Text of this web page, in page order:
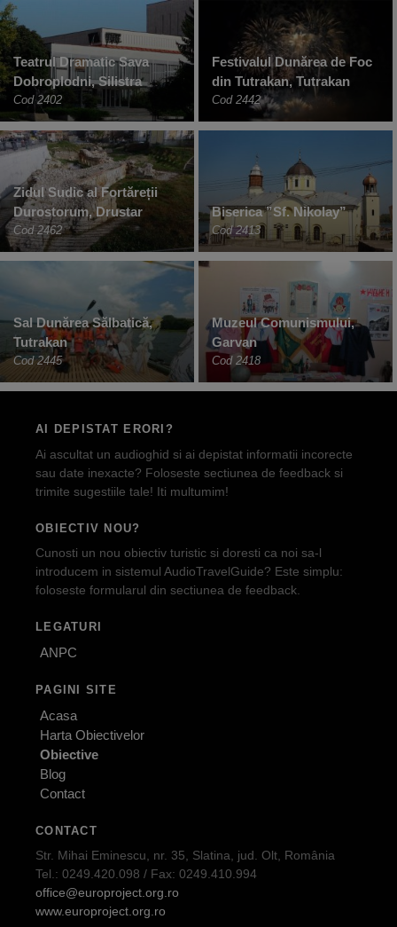
Teatrul Dramatic Sava
Dobroplodni, Silistra
Cod 2402
Festivalul Dunărea de Foc
din Tutrakan, Tutrakan
Cod 2442
Zidul Sudic al Fortăreții
Durostorum, Drustar
Cod 2462
Biserica ”Sf. Nikolay”
Cod 2413
Sal Dunărea Sălbatică,
Tutrakan
Cod 2445
Muzeul Comunismului,
Garvan
Cod 2418
AI DEPISTAT ERORI?
Ai ascultat un audioghid si ai depistat informatii incorecte
sau date inexacte? Foloseste sectiunea de feedback si
trimite sugestiile tale! Iti multumim!
OBIECTIV NOU?
Cunosti un nou obiectiv turistic si doresti ca noi sa-l
introducem in sistemul AudioTravelGuide? Este simplu:
foloseste formularul din sectiunea de feedback.
LEGATURI
ANPC
PAGINI SITE
Acasa
Harta Obiectivelor
Obiective
Blog
Contact
CONTACT
Str. Mihai Eminescu, nr. 35, Slatina, jud. Olt, România
Tel.: 0249.420.098 / Fax: 0249.410.994
office@europroject.org.ro
www.europroject.org.ro